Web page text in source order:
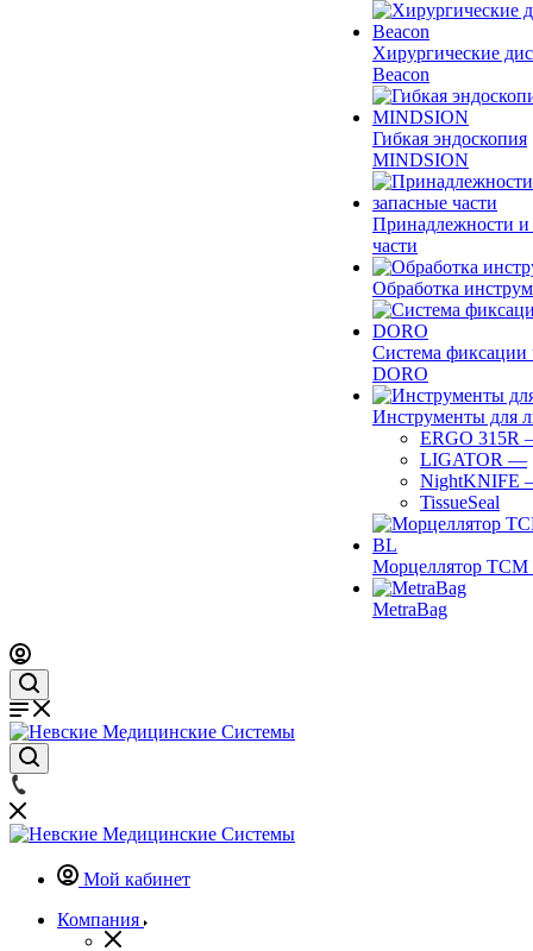
Хирургические
Beacon
Гибкая эндоскопия
MINDSION
Принадлежности и
части
Обработка
Система фиксации
DORO
Инструменты для
ERGO 315R
LIGATOR —
NightKNIFE
TissueSeal
Морцеллятор ТСМ
MetraBag
Мой кабинет
Компания